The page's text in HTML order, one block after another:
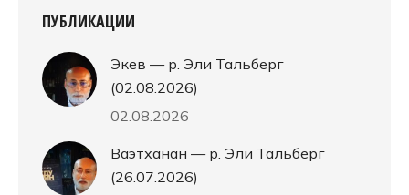
ПУБЛИКАЦИИ
Экев — р. Эли Тальберг
(02.08.2026)
02.08.2026
Ваэтханан — р. Эли Тальберг
(26.07.2026)